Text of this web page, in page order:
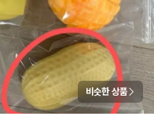
비슷한 상품